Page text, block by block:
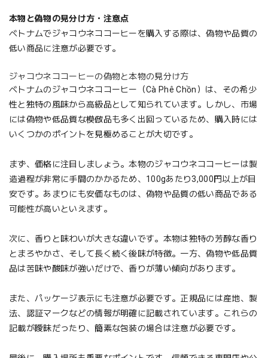
本物と偽物の見分け方・注意点
ベトナムでジャコウネココーヒーを購入する際は、偽物や品質の
低い商品に注意が必要です。
ジャコウネココーヒーの偽物と本物の見分け方
ベトナムのジャコウネココーヒー（Cà Phê Chồn）は、その希少
性と独特の風味から高級品として知られています。しかし、市場
には偽物や低品質な模倣品も多く出回っているため、購入時には
いくつかのポイントを見極めることが大切です。
まず、価格に注目しましょう。本物のジャコウネココーヒーは製
造過程が非常に手間のかかるため、100gあたり3,000円以上が目
安です。あまりにも安価なものは、偽物や品質の低い商品である
可能性が高いといえます。
次に、香りと味わいが大きな違いです。本物は独特の芳醇な香り
とまろやかさ、そして長く続く後味が特徴。一方、偽物や低品質
品は苦味や酸味が強いだけで、香りが薄い傾向があります。
また、パッケージ表示にも注意が必要です。正規品には産地、製
法、認証マークなどの情報が明確に記載されています。これらの
記載が曖昧だったり、簡素な包装の場合は注意が必要です。